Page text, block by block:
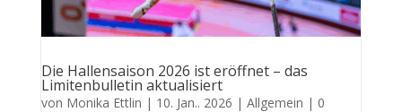
Die Hallensaison 2026 ist eröffnet – das
Limitenbulletin aktualisiert
von Monika Ettlin | 10. Jan.. 2026 | Allgemein | 0